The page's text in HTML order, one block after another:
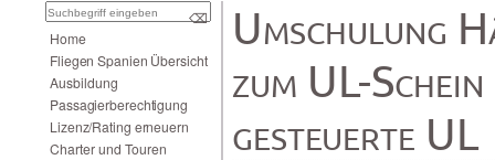
⌫
Home
FliegenSpanienÜbersicht
Ausbildung
Passagierberechtigung
Lizenz/Ratingerneuern
CharterundTouren
zumUL-
gesteuerteUL